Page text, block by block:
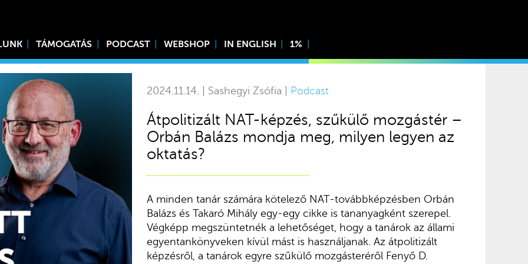
TÁMOGATÁS PODCAST WEBSHOP IN ENGLISH 1%
2024.11.14. | Sashegyi Zsófia | Podcast
Átpolitizált NAT-képzés, szűkülő mozgástér –
Orbán Balázs mondja meg, milyen legyen az
oktatás?
A minden tanár számára kötelező NAT-továbbképzésben Orbán
Balázs és Takaró Mihály egy-egy cikke is tananyagként szerepel.
Végképp megszüntetnék a lehetőséget, hogy a tanárok az állami
egyentankönyveken kívül mást is használjanak. Az átpolitizált
képzésről, a tanárok egyre szűkülő mozgásteréről Fenyő D.